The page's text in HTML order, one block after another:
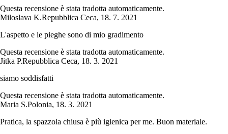
Questa recensione è stata tradotta automaticamente.
Miloslava K.Repubblica Ceca, 18. 7. 2021
L'aspetto e le pieghe sono di mio gradimento
Questa recensione è stata tradotta automaticamente.
Jitka P.Repubblica Ceca, 18. 3. 2021
siamo soddisfatti
Questa recensione è stata tradotta automaticamente.
Maria S.Polonia, 18. 3. 2021
Pratica, la spazzola chiusa è più igienica per me. Buon materiale.